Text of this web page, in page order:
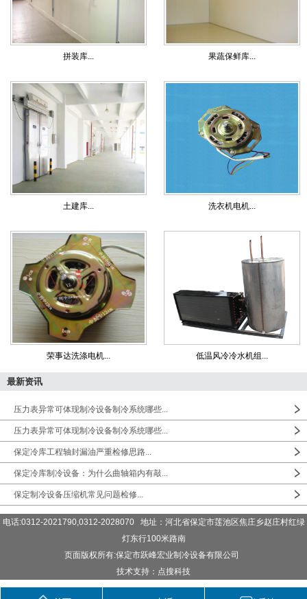
拼装库... 果蔬保鲜库...
土建库... 洗衣机电机...
荣事达洗涤电机... 低温风冷冷水机组...
最新资讯
压力表异常可体现制冷设备制冷系统哪些...
压力表异常可体现制冷设备制冷系统哪些...
保定冷库工程轴封漏油严重检修思路...
保定冷库制冷设备：为什么曲轴箱内有敲...
保定制冷设备压缩机常见问题检修...
电话:0312-2021790,0312-2028070 地址：河北省保定市莲池区焦庄乡赵庄村红绿
灯东行100米路南
页面版权所有:保定市跃峰宏业制冷设备有限公司
技术支持：点搜科技